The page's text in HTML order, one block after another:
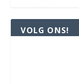
VOLG ONS!